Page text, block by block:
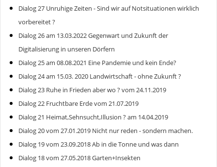
Dialog 27 Unruhige Zeiten - Sind wir auf Notsituationen wirklich
vorbereitet ?
Dialog 26 am 13.03.2022 Gegenwart und Zukunft der
Digitalisierung in unseren Dörfern
Dialog 25 am 08.08.2021 Eine Pandemie und kein Ende?
Dialog 24 am 15.03. 2020 Landwirtschaft - ohne Zukunft ?
Dialog 23 Ruhe in Frieden aber wo ? vom 24.11.2019
Dialog 22 Fruchtbare Erde vom 21.07.2019
Dialog 21 Heimat,Sehnsucht,Illusion ? am 14.04.2019
Dialog 20 vom 27.01.2019 Nicht nur reden - sondern machen.
Dialog 19 vom 23.09.2018 Ab in die Tonne und was dann
Dialog 18 vom 27.05.2018 Garten+Insekten